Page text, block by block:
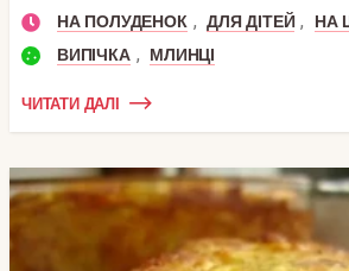
НА ПОЛУДЕНОК , ДЛЯ ДІТЕЙ , НА
ВИПІЧКА , МЛИНЦІ
ЧИТАТИ ДАЛІ